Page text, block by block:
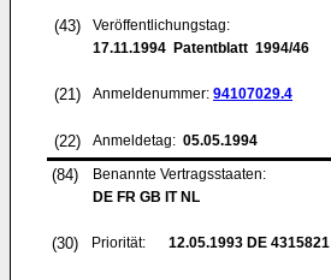
(43)
Veröffentlichungstag:
17.11.1994 Patentblatt 1994/46
(21) Anmeldenummer: 94107029.4
(22) Anmeldetag: 05.05.1994
(84)
Benannte Vertragsstaaten:
DE FR GB IT NL
(30) Priorität: 12.05.1993 DE 4315821